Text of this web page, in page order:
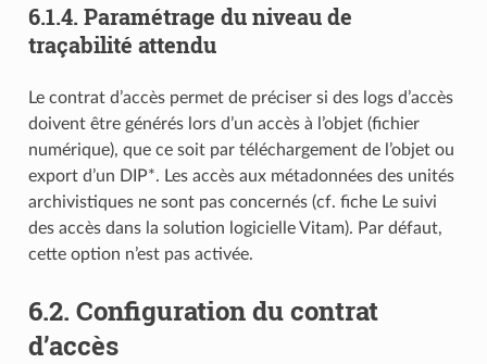
6.1.4. Paramétrage du niveau de
traçabilité attendu
Le contrat d’accès permet de préciser si des logs d’accès
doivent être générés lors d’un accès à l’objet (fichier
numérique), que ce soit par téléchargement de l’objet ou
export d’un DIP*. Les accès aux métadonnées des unités
archivistiques ne sont pas concernés (cf. fiche Le suivi
des accès dans la solution logicielle Vitam). Par défaut,
cette option n’est pas activée.
6.2. Configuration du contrat
d’accès